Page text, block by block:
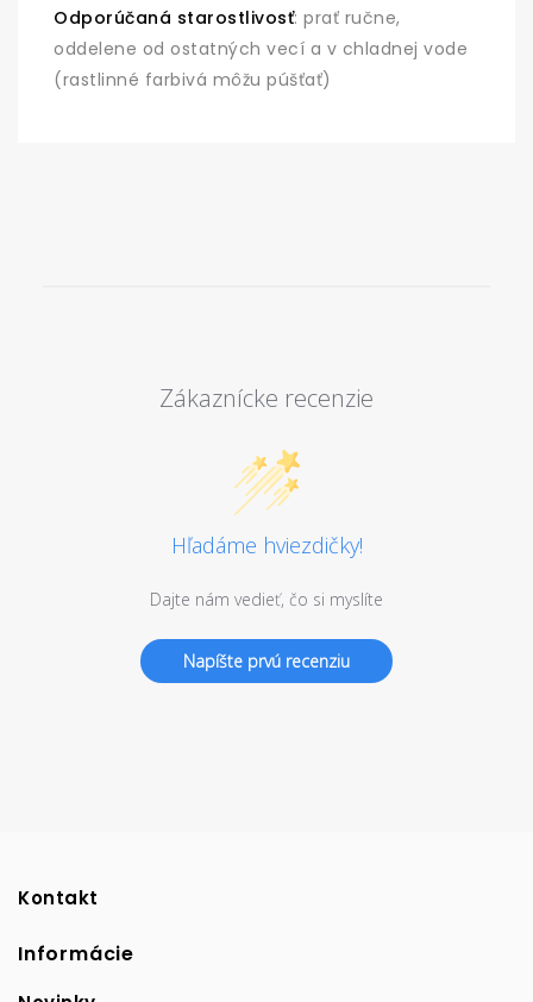
Odporúčaná starostlivosť: prať ručne,
oddelene od ostatných vecí a v chladnej vode
(rastlinné farbivá môžu púšťať)
Zákaznícke recenzie
Hľadáme hviezdičky!
Dajte nám vedieť, čo si myslíte
Napíšte prvú recenziu
Kontakt
Informácie